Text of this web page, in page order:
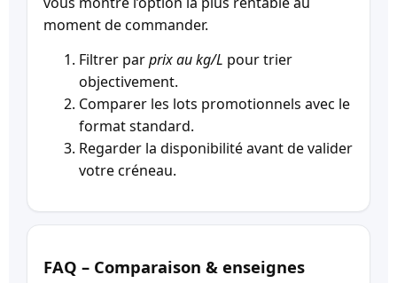
moment de commander.
Filtrer parprix au kg/L pour trier
objectivement.
Comparer les lots promotionnels avec le
format standard.
Regarder la disponibilité avant de valider
votre créneau.
FAQ – Comparaison & enseignes